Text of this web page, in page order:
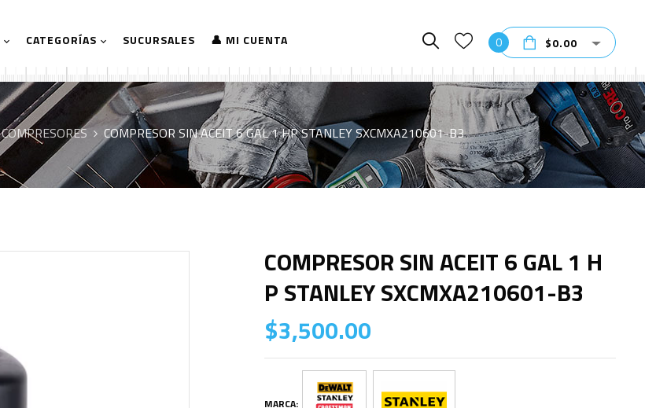
CATEGORÍAS SUCURSALES 👤 MI CUENTA 0 $0.00
COMPRESORES COMPRESOR SIN ACEIT 6 GAL 1 HP STANLEY SXCMXA210601-B3
COMPRESOR SIN ACEIT 6 GAL 1 H
P STANLEY SXCMXA210601-B3
$3,500.00
MARCA: